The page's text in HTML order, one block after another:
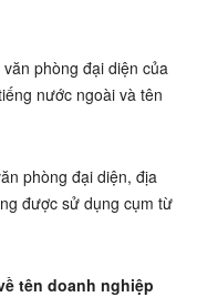
phòng đại diện của
nước ngoài và tên
phòng đại diện, địa
được sử dụng cụm từ
tên doanh nghiệp